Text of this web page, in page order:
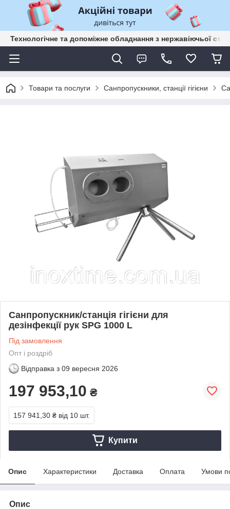
Технологічне та допоміжне обладнання з нержавіючьої
Товари та послуги Санпропускники, станції гігієни
Санпропускник/станція гігієни для
дезінфекції рук SPG 1000 L
Під замовлення
Опт і роздріб
Відправка з 09 вересня 2026
197 953,10 ₴
157 941,30 ₴ від 10 шт.
Купити
Опис Характеристики Доставка Оплата Умови
Опис